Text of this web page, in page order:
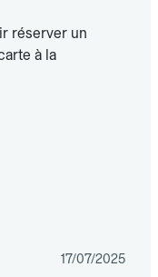
réserver un
à la
17/07/2025